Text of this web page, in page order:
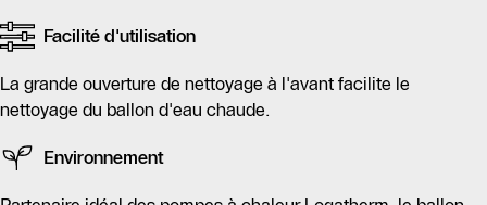
Facilité d'utilisation
La grande ouverture de nettoyage à l'avant facilite le
nettoyage du ballon d'eau chaude.
Environnement